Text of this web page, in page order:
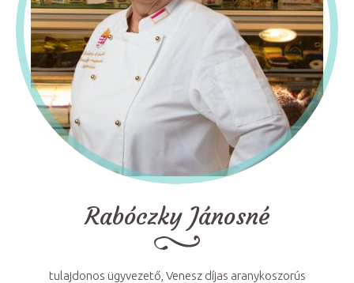
Rabóczky Jánosné
tulajdonos ügyvezető, Venesz díjas aranykoszorús